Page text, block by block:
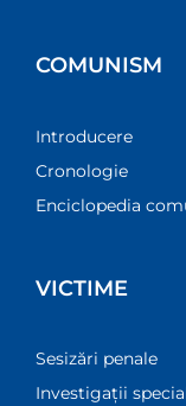
COMUNISM
Introducere
Cronologie
Enciclopedia
VICTIME
Sesizări penale
Investigații